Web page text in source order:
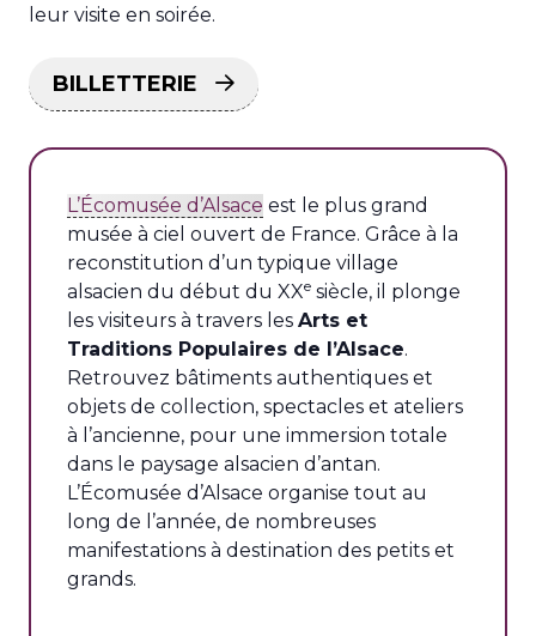
leur visite en soirée.
BILLETTERIE
L’Écomusée d’Alsace est le plus grand
musée à ciel ouvert de France. Grâce à la
reconstitution d’un typique village
alsacien du début du XXe siècle, il plonge
les visiteurs à travers les Arts et
Traditions Populaires de l’Alsace.
Retrouvez bâtiments authentiques et
objets de collection, spectacles et ateliers
à l’ancienne, pour une immersion totale
dans le paysage alsacien d’antan.
L’Écomusée d’Alsace organise tout au
long de l’année, de nombreuses
manifestations à destination des petits et
grands.